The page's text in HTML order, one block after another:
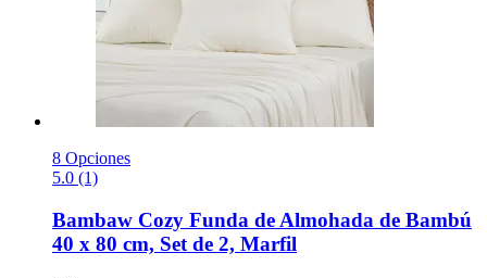
8 Opciones
5.0 (1)
Bambaw Cozy Funda de Almohada de Bambú
40 x 80 cm, Set de 2, Marfil